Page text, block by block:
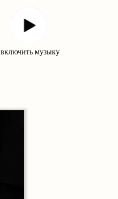
включить музыку